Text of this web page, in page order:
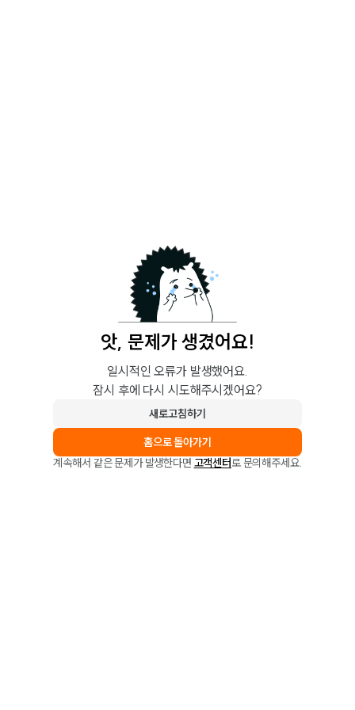
앗, 문제가 생겼어요!
일시적인 오류가 발생했어요.
잠시 후에 다시 시도해주시겠어요?
새로고침하기
홈으로 돌아가기
계속해서 같은 문제가 발생한다면 고객센터로 문의해주세요.